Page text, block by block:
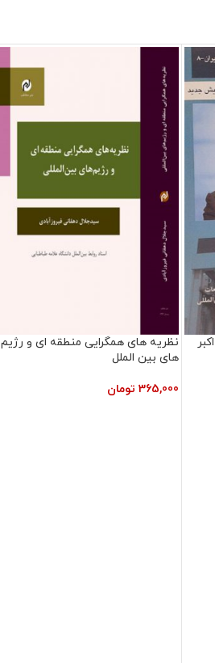
نظریه های همگرایی منطقه ای و رژیم
های بین الملل
365,000 تومان